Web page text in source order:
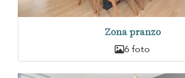
Zona pranzo
6 foto